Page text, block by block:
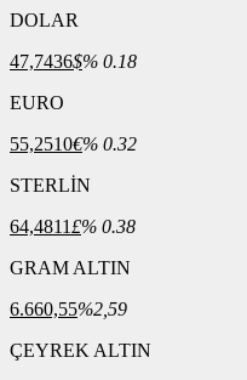
DOLAR
47,7436$% 0.18
EURO
55,2510€% 0.32
STERLİN
64,4811£% 0.38
GRAM ALTIN
6.660,55%2,59
ÇEYREK ALTIN